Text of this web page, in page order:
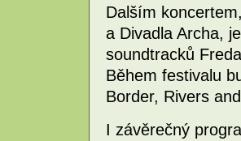
Dalším
a Divadla Archa,
soundtracků
Během festivalu
Border, Rivers
I závěrečný